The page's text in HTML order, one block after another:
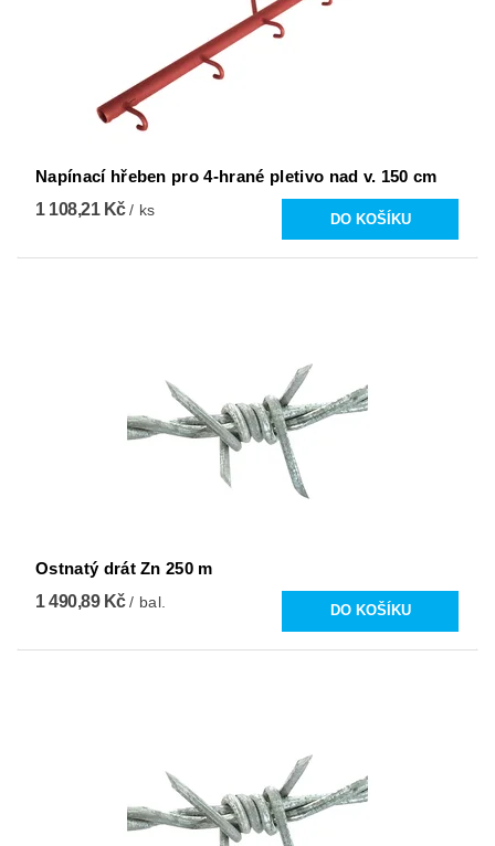
Napínací hřeben pro 4-hrané pletivo nad v. 150 cm
1 108,21 Kč/ ks
Ostnatý drát Zn 250 m
1 490,89 Kč/ bal.